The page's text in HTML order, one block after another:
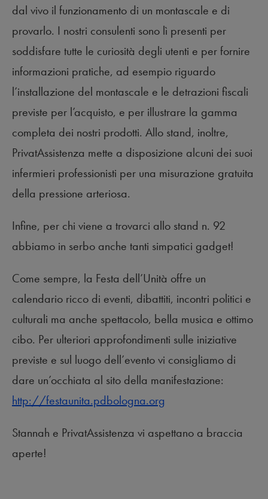
dal vivo il funzionamento di un montascale e di
provarlo. I nostri consulenti sono lì presenti per
soddisfare tutte le curiosità degli utenti e per fornire
informazioni pratiche, ad esempio riguardo
l’installazione del montascale e le detrazioni fiscali
previste per l’acquisto, e per illustrare la gamma
completa dei nostri prodotti. Allo stand, inoltre,
PrivatAssistenza mette a disposizione alcuni dei suoi
infermieri professionisti per una misurazione gratuita
della pressione arteriosa.
Infine, per chi viene a trovarci allo stand n. 92
abbiamo in serbo anche tanti simpatici gadget!
Come sempre, la Festa dell’Unità offre un
calendario ricco di eventi, dibattiti, incontri politici e
culturali ma anche spettacolo, bella musica e ottimo
cibo. Per ulteriori approfondimenti sulle iniziative
previste e sul luogo dell’evento vi consigliamo di
dare un’occhiata al sito della manifestazione:
http://festaunita.pdbologna.org
Stannah e PrivatAssistenza vi aspettano a braccia
aperte!